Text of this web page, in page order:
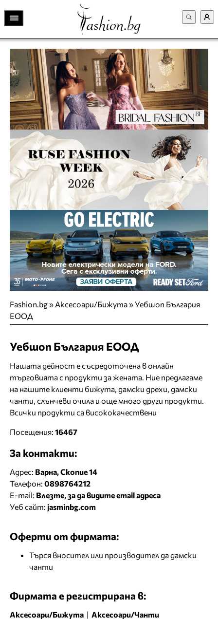
Fashion.bg» Аксесоари/Бижута»Уебшоп България
ЕООД
Уебшоп България ЕООД
Нашата дейност е съсредоточена в онлайн
търговията с продукти за жената. Ние предлагаме
на нашите клиенти бижута, дамски дрехи, дамски
чанти, слънчеви очила и още много други продукти.
Всички продукти са висококачествени
Посещения: 16467
За контакти:
Адрес: Варна, Скопие 14
Телефон: 0898764212
E-mail: Влезте, за да видите email адреса
Уеб сайт: jasminbg.com
Оферти от фирмата:
Търся вносител или производител да дамски
чанти
Фирмата е регистрирана в:
Аксесоари/Бижута | Аксесоари/Чанти